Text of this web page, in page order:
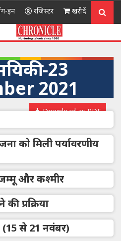
इन रजिस्टर खरीदें
-23
2021
Download as PDF
को मिली पर्यावरणीय
जम्मू और कश्मीर
प्रक्रिया
(15 से 21 नवंबर)